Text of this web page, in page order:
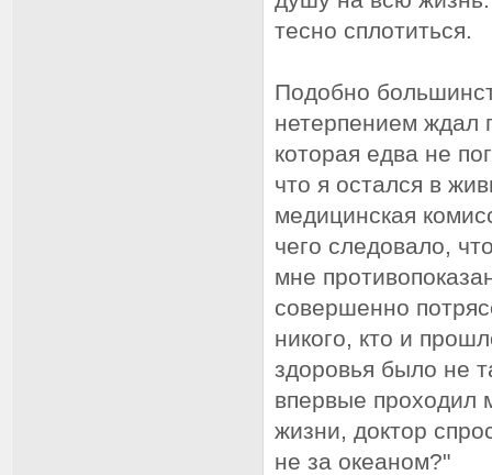
тесно сплотиться.
Подобно
нетерпением ждал
которая едва не
что я остался в
медицинская
чего следовало,
мне
совершенно
никого, кто и
здоровья было не
впервые проходил
жизни, доктор
не за океаном?"